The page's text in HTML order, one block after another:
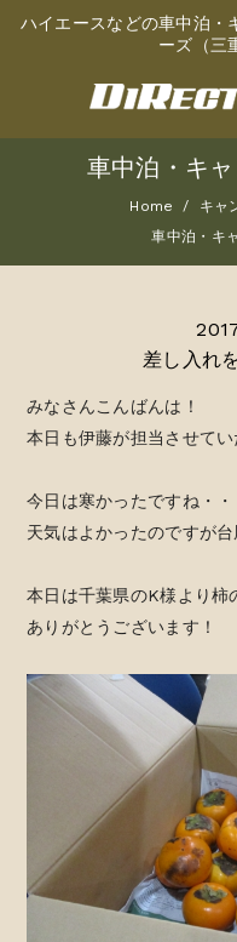
ハイエースなどの車中泊・
ーズ（三
車中泊・キ
Home
キャ
車中泊・キ
差し入れ
みなさんこんばんは！
本日も伊藤が担当させてい
今日は寒かったですね・・
天気はよかったのですが
本日は千葉県のK様より柿
ありがとうございます！